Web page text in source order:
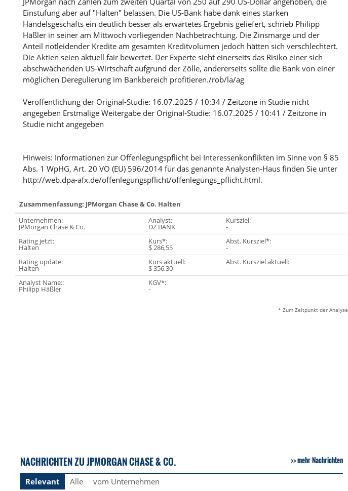
Einstufung aber auf "Halten" belassen. Die US-Bank habe dank eines starken
Handelsgeschäfts ein deutlich besser als erwartetes Ergebnis geliefert, schrieb Philipp
Häßler in seiner am Mittwoch vorliegenden Nachbetrachtung. Die Zinsmarge und der
Anteil notleidender Kredite am gesamten Kreditvolumen jedoch hätten sich verschlechtert.
Die Aktien seien aktuell fair bewertet. Der Experte sieht einerseits das Risiko einer sich
abschwächenden US-Wirtschaft aufgrund der Zölle, andererseits sollte die Bank von einer
möglichen Deregulierung im Bankbereich profitieren./rob/la/ag
Veröffentlichung der Original-Studie: 16.07.2025 / 10:34 / Zeitzone in Studie nicht
angegeben Erstmalige Weitergabe der Original-Studie: 16.07.2025 / 10:41 / Zeitzone in
Studie nicht angegeben
Hinweis: Informationen zur Offenlegungspflicht bei Interessenkonflikten im Sinne von § 85
Abs. 1 WpHG, Art. 20 VO (EU) 596/2014 für das genannte Analysten-Haus finden Sie unter
http://web.dpa-afx.de/offenlegungspflicht/offenlegungs_pflicht.html.
Zusammenfassung: JPMorgan Chase & Co. Halten
Unternehmen:
JPMorgan Chase & Co.
Analyst:
DZ BANK
Kursziel:
-
Rating jetzt:
Halten
Kurs*:
$ 286,55
Abst. Kursziel*:
-
Rating update:
Halten
Kurs aktuell:
$ 356,30
Abst. Kursziel aktuell:
-
Analyst Name::
Philipp Häßler
KGV*:
-
* Zum Zeitpunkt der Analyse
NACHRICHTEN ZU JPMORGAN CHASE & CO. mehr Nachrichten
Relevant Alle vom Unternehmen